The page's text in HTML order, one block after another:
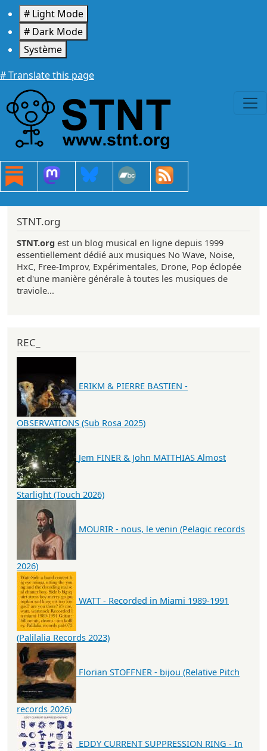
Aller au contenu principal
# Light Mode
# Dark Mode
Système
# Translate this page
STNT.org
STNT.org est un blog musical en ligne depuis 1999
essentiellement dédié aux musiques No Wave, Noise,
HxC, Free-Improv, Expérimentales, Drone, Pop éclopée
et d'une manière générale à toutes les musiques de
traviole...
REC_
ERIKM & PIERRE BASTIEN -
OBSERVATIONS (Sub Rosa 2025)
Jem FINER & John MATTHIAS Almost
Starlight (Touch 2026)
MOURIR - nous, le venin (Pelagic records
2026)
WATT - Recorded in Miami 1989-1991
(Palilalia Records 2023)
Florian STOFFNER - bijou (Relative Pitch
records 2026)
EDDY CURRENT SUPPRESSION RING - In